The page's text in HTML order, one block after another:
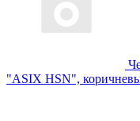
"ASIX HSN",